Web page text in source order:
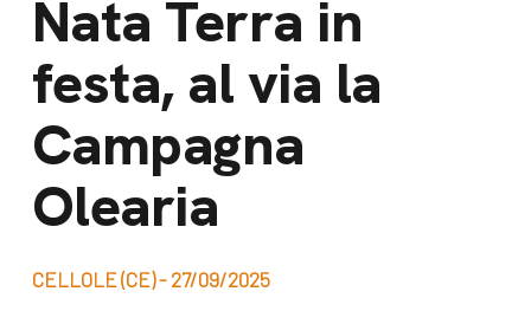
Nata Terra in
festa, al via la
Campagna
Olearia
CELLOLE (CE) - 27/09/2025
Lavora con noi
Bilancio di
missione
News e
appuntamenti
News
dal Sud
Campagne